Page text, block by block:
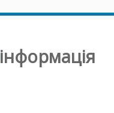
інформація